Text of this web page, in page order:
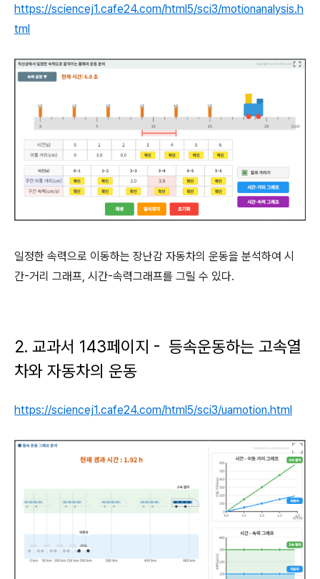
https://sciencej1.cafe24.com/html5/sci3/motionanalysis.h
tml
일정한 속력으로 이동하는 장난감 자동차의 운동을 분석하여 시
간-거리 그래프, 시간-속력그래프를 그릴 수 있다.
2. 교과서 143페이지 - 등속운동하는 고속열
차와 자동차의 운동
https://sciencej1.cafe24.com/html5/sci3/uamotion.html